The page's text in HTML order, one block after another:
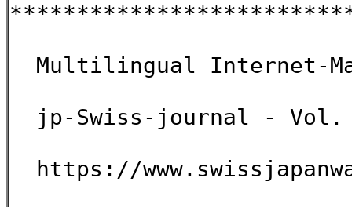
Multilingual Internet-
jp-Swiss-journal - Vol.
https://